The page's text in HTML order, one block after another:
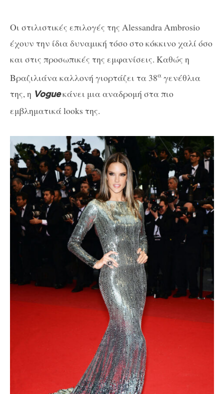
Οι στιλιστικές επιλογές της Alessandra Ambrosio
έχουν την ίδια δυναμική τόσο στο κόκκινο χαλί όσο
και στις προσωπικές της εμφανίσεις. Καθώς η
Βραζιλιάνα καλλονή γιορτάζει τα 38α γενέθλια
της, η Vogueκάνει μια αναδρομή στα πιο
εμβληματικά looks της.